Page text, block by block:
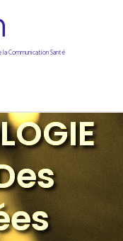
Communication Santé